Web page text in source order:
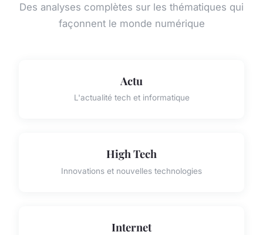
Des analyses complètes sur les thématiques qui
façonnent le monde numérique
Actu
L'actualité tech et informatique
High Tech
Innovations et nouvelles technologies
Internet